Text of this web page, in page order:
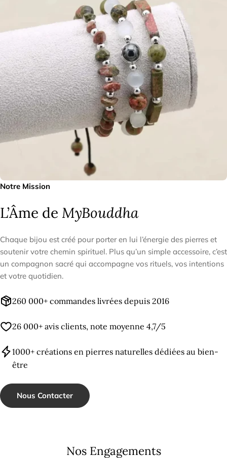
Notre Mission
L’Âme de MyBouddha
Chaque bijou est créé pour porter en lui l’énergie des pierres et
soutenir votre chemin spirituel. Plus qu’un simple accessoire, c’est
un compagnon sacré qui accompagne vos rituels, vos intentions
et votre quotidien.
260 000+ commandes livrées depuis 2016
26 000+ avis clients, note moyenne 4,7/5
1000+ créations en pierres naturelles dédiées au bien-
être
Nous Contacter
Nos Engagements